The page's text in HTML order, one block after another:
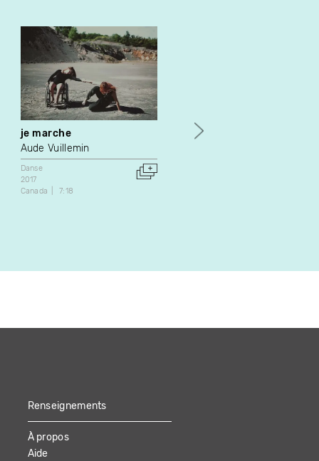
je marche
Aude Vuillemin
Danse
2017
Canada
7:18
Omo
Renseignements
À propos
Aide